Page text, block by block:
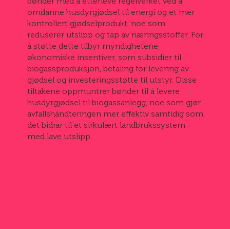
bønder med å etterleve regelverket ved å
omdanne husdyrgjødsel til energi og et mer
kontrollert gjødselprodukt, noe som
reduserer utslipp og tap av næringsstoffer. For
å støtte dette tilbyr myndighetene
økonomiske insentiver, som subsidier til
biogassproduksjon, betaling for levering av
gjødsel og investeringsstøtte til utstyr. Disse
tiltakene oppmuntrer bønder til å levere
husdyrgjødsel til biogassanlegg, noe som gjør
avfallshåndteringen mer effektiv samtidig som
det bidrar til et sirkulært landbrukssystem
med lave utslipp.